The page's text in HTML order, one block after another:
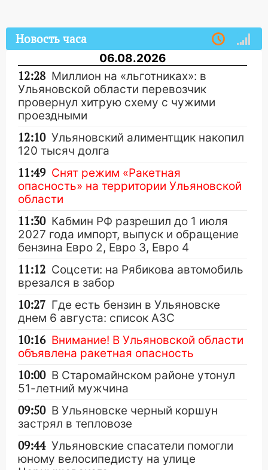
Новость часа
06.08.2026
12:28 Миллион на «льготниках»: в
Ульяновской области перевозчик
провернул хитрую схему с чужими
проездными
12:10 Ульяновский алиментщик накопил
120 тысяч долга
11:49 Снят режим «Ракетная
опасность» на территории Ульяновской
области
11:30 Кабмин РФ разрешил до 1 июля
2027 года импорт, выпуск и обращение
бензина Евро 2, Евро 3, Евро 4
11:12 Соцсети: на Рябикова автомобиль
врезался в забор
10:27 Где есть бензин в Ульяновске
днем 6 августа: список АЗС
10:16 Внимание! В Ульяновской области
объявлена ракетная опасность
10:00 В Старомайнском районе утонул
51-летний мужчина
09:50 В Ульяновске черный коршун
застрял в тепловозе
09:44 Ульяновские спасатели помогли
юному велосипедисту на улице